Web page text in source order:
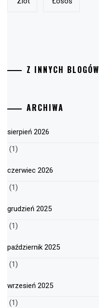
Z INNYCH BLOGÓW
ARCHIWA
sierpień 2026
(1)
czerwiec 2026
(1)
grudzień 2025
(1)
październik 2025
(1)
wrzesień 2025
(1)